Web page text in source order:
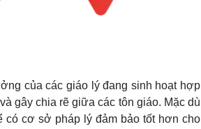
của các giáo lý đang sinh hoạt hợp
gây chia rẽ giữa các tôn giáo. Mặc dù
cơ sở pháp lý đảm bảo tốt hơn cho